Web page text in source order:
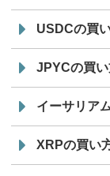
USDCの買
JPYCの買
イーサリア
XRPの買い